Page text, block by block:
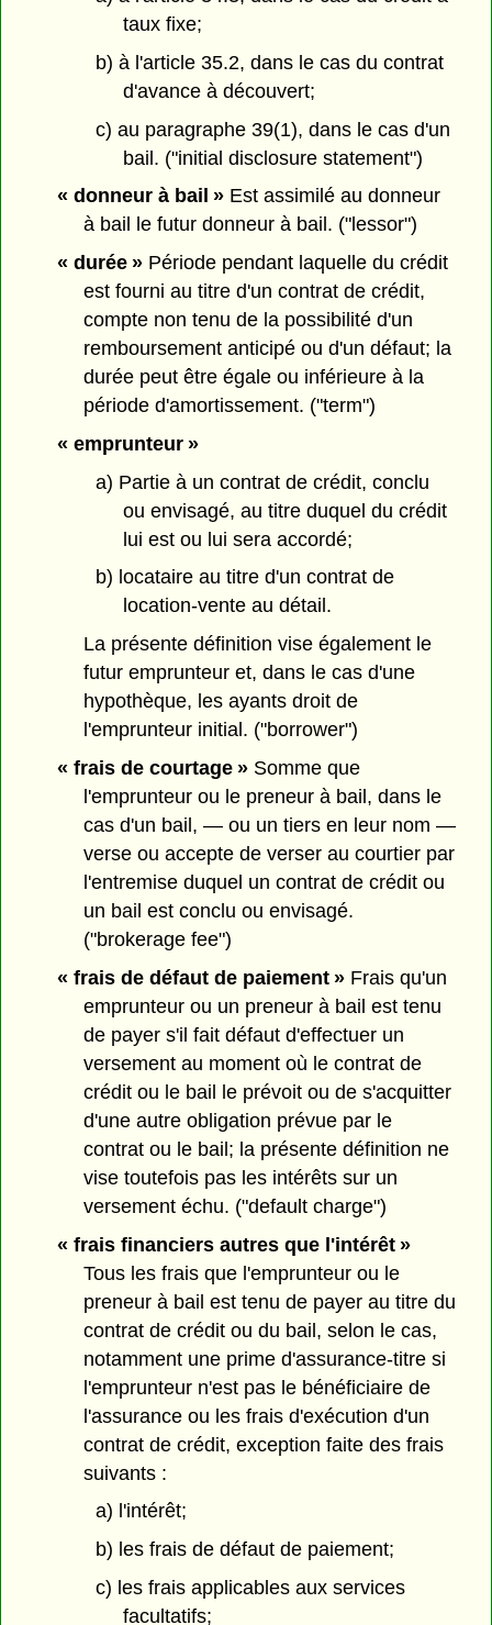
taux fixe;
b) à l'article 35.2, dans le cas du contrat
d'avance à découvert;
c) au paragraphe 39(1), dans le cas d'un
bail. ("initial disclosure statement")
« donneur à bail »Est assimilé au donneur
à bail le futur donneur à bail. ("lessor")
« durée »Période pendant laquelle du crédit
est fourni au titre d'un contrat de crédit,
compte non tenu de la possibilité d'un
remboursement anticipé ou d'un défaut; la
durée peut être égale ou inférieure à la
période d'amortissement. ("term")
« emprunteur »
a) Partie à un contrat de crédit, conclu
ou envisagé, au titre duquel du crédit
lui est ou lui sera accordé;
b) locataire au titre d'un contrat de
location-vente au détail.
La présente définition vise également le
futur emprunteur et, dans le cas d'une
hypothèque, les ayants droit de
l'emprunteur initial. ("borrower")
« frais de courtage »Somme que
l'emprunteur ou le preneur à bail, dans le
cas d'un bail, — ou un tiers en leur nom —
verse ou accepte de verser au courtier par
l'entremise duquel un contrat de crédit ou
un bail est conclu ou envisagé.
("brokerage fee")
« frais de défaut de paiement »Frais qu'un
emprunteur ou un preneur à bail est tenu
de payer s'il fait défaut d'effectuer un
versement au moment où le contrat de
crédit ou le bail le prévoit ou de s'acquitter
d'une autre obligation prévue par le
contrat ou le bail; la présente définition ne
vise toutefois pas les intérêts sur un
versement échu. ("default charge")
« frais financiers autres que l'intérêt »
Tous les frais que l'emprunteur ou le
preneur à bail est tenu de payer au titre du
contrat de crédit ou du bail, selon le cas,
notamment une prime d'assurance-titre si
l'emprunteur n'est pas le bénéficiaire de
l'assurance ou les frais d'exécution d'un
contrat de crédit, exception faite des frais
suivants :
a) l'intérêt;
b) les frais de défaut de paiement;
c) les frais applicables aux services
facultatifs;